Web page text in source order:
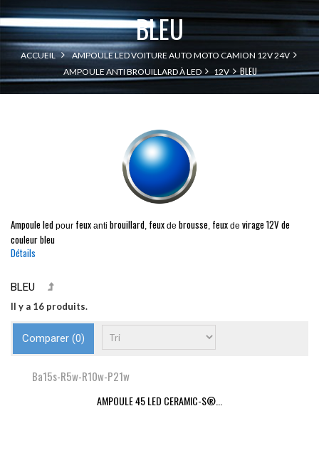
BLEU
ACCUEIL
AMPOULE LED VOITURE AUTO MOTO CAMION 12V 24V
AMPOULE ANTI BROUILLARD À LED
12V BLEU
Ampoule led pour feux anti brouillard, feux de brousse, feux de virage 12V de
couleur bleu
Détails
BLEU
Il y a 16 produits.
Comparer (0)
Ba15s-R5w-R10w-P21w
AMPOULE 45 LED CERAMIC-S®...